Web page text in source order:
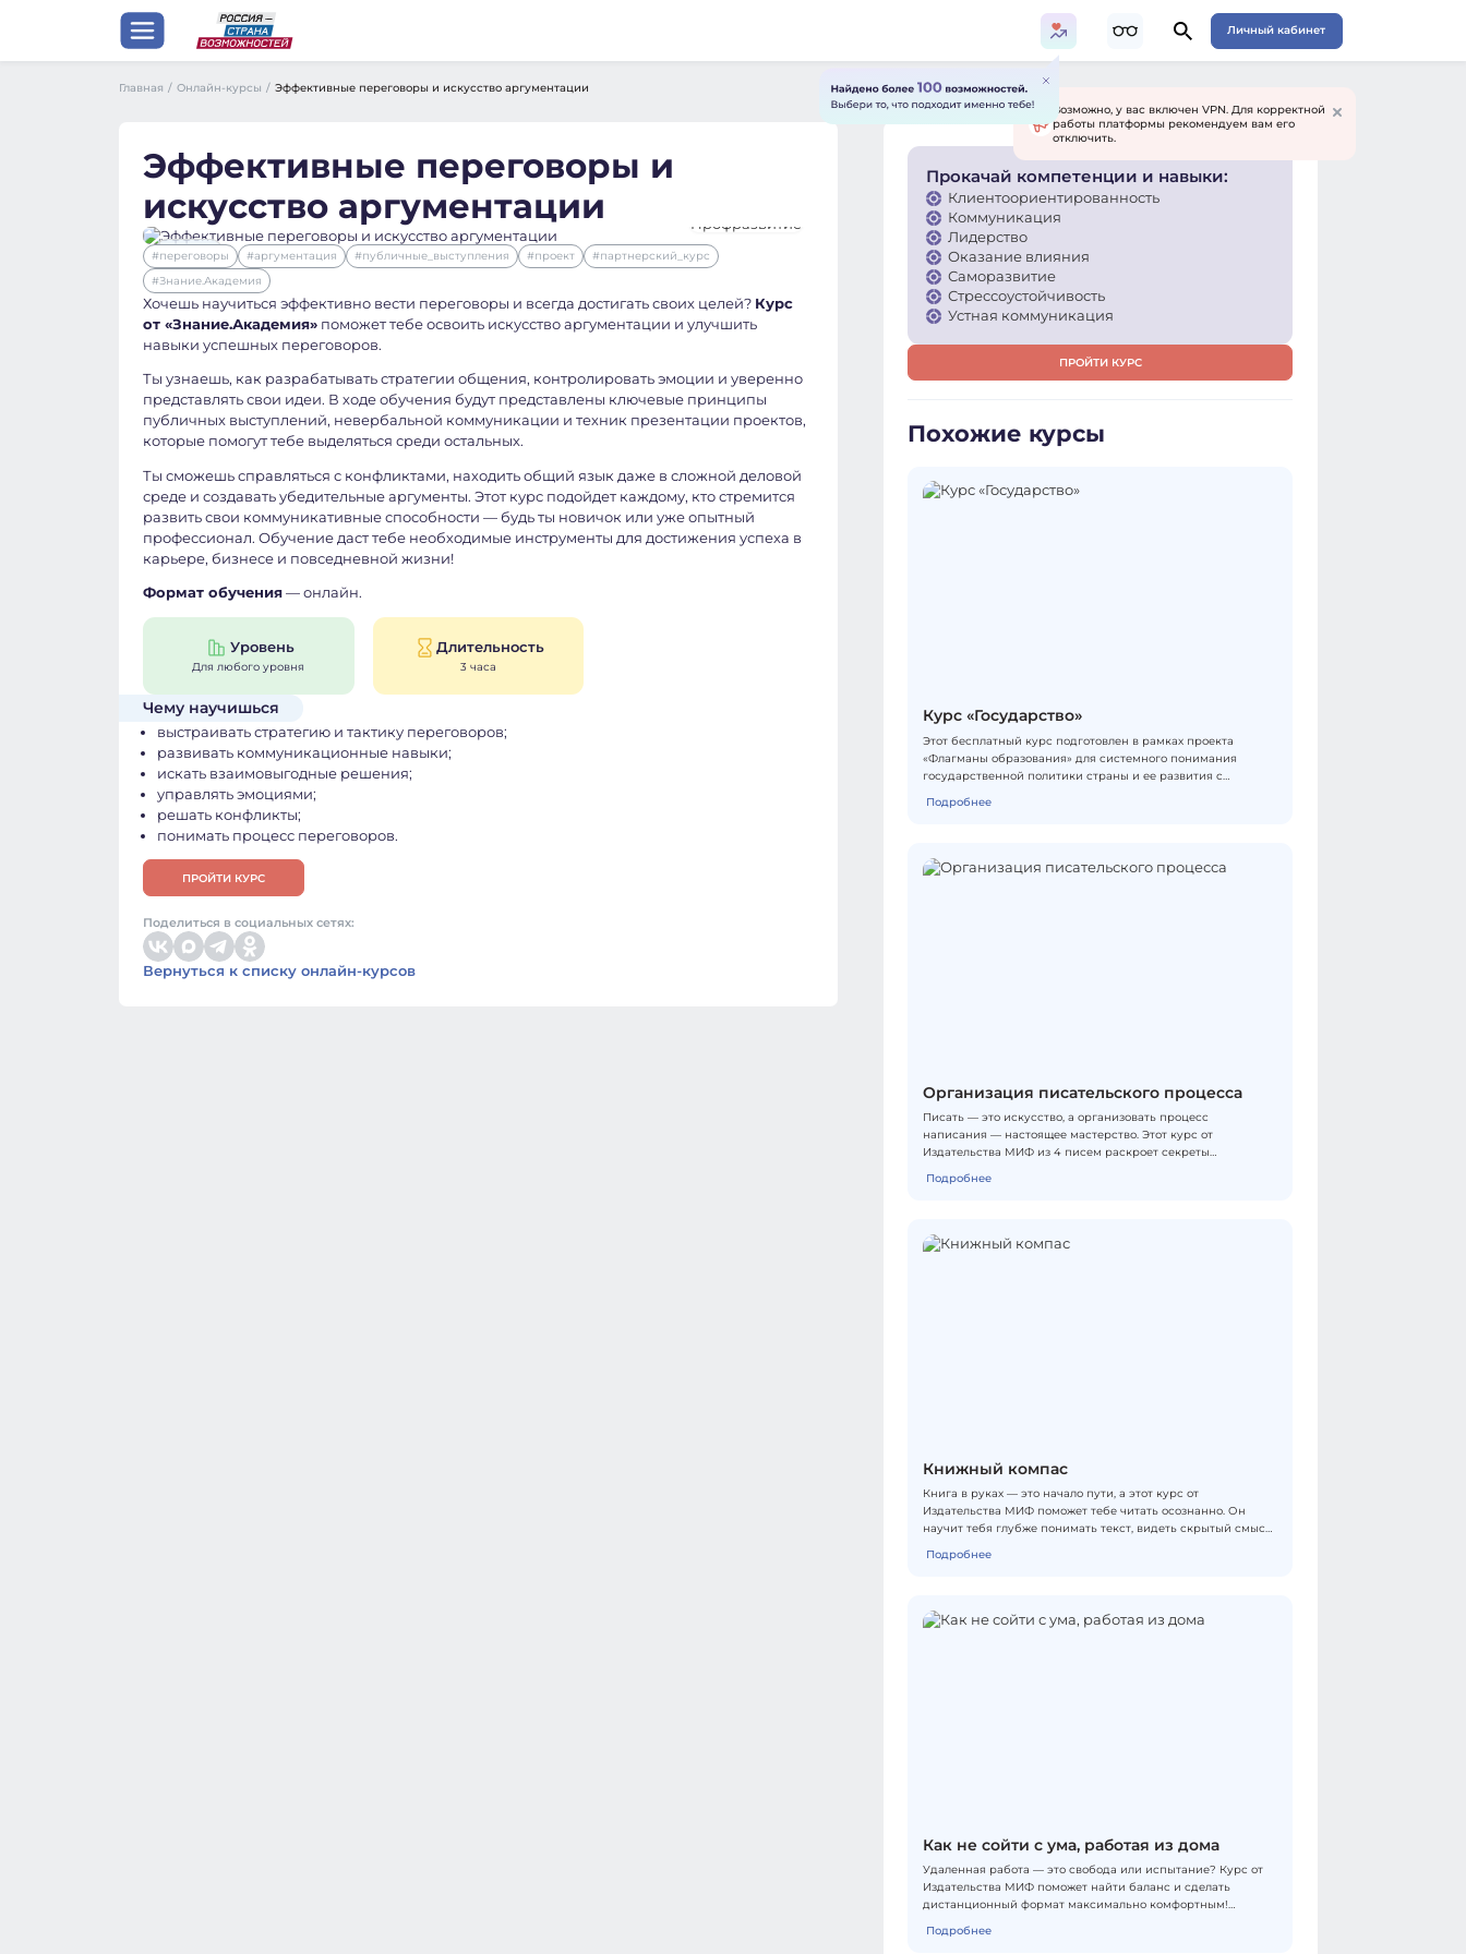
Личный кабинет
Главная / Онлайн-курсы / Эффективные переговоры и искусство аргументации
Эффективные переговоры и
искусство аргументации
Карьера
Личность
Психология
#переговоры #аргументация #публичные_выступления #проект #партнерский_курс
#Знание.Академия
Хочешь научиться эффективно вести переговоры и всегда достигать своих целей? Курс
от «Знание.Академия» поможет тебе освоить искусство аргументации и улучшить
навыки успешных переговоров.
Ты узнаешь, как разрабатывать стратегии общения, контролировать эмоции и уверенно
представлять свои идеи. В ходе обучения будут представлены ключевые принципы
публичных выступлений, невербальной коммуникации и техник презентации проектов,
которые помогут тебе выделяться среди остальных.
Ты сможешь справляться с конфликтами, находить общий язык даже в сложной деловой
среде и создавать убедительные аргументы. Этот курс подойдет каждому, кто стремится
развить свои коммуникативные способности — будь ты новичок или уже опытный
профессионал. Обучение даст тебе необходимые инструменты для достижения успеха в
карьере, бизнесе и повседневной жизни!
Формат обучения — онлайн.
Уровень
Для любого уровня
Длительность
3 часа
Чему научишься
выстраивать стратегию и тактику переговоров;
развивать коммуникационные навыки;
искать взаимовыгодные решения;
управлять эмоциями;
решать конфликты;
понимать процесс переговоров.
ПРОЙТИ КУРС
Поделиться в социальных сетях:
Вернуться к списку онлайн-курсов
Прокачай компетенции и навыки:
Клиентоориентированность
Коммуникация
Лидерство
Оказание влияния
Саморазвитие
Стрессоустойчивость
Устная коммуникация
ПРОЙТИ КУРС
Похожие курсы
Курс «Государство»
Этот бесплатный курс подготовлен в рамках проекта
«Флагманы образования» для системного понимания
государственной политики страны и ее развития с
методологически сопряжена с академической
РФ О.П. Колударова, заместитель начальника Управления
Подробнее
Организация писательского процесса
Писать — это искусство, а организовать процесс
написания — настоящее мастерство. Этот курс от
Издательства МИФ из 4 писем раскроет секреты
типичные писательские трудности. Ты познакомишься с
комфортное рабочее пространство и освоишь техники
Подробнее
Книжный компас
Книга в руках — это начало пути, а этот курс от
Издательства МИФ поможет тебе читать осознанно. Он
научит тебя глубже понимать текст, видеть скрытый смысл
сюжет раскроется по-новому. Ты узнаешь, как через
прочитывать главы вдумчиво и даже написать свои
Подробнее
Как не сойти с ума, работая из дома
Удаленная работа — это свобода или испытание? Курс от
Издательства МИФ поможет найти баланс и сделать
дистанционный формат максимально комфортным!
а бонусный пятый вебинар проведет прокрастинатолог и
Подробнее
Возможно, у вас включен VPN. Для корректной
работы платформы рекомендуем вам его
отключить.